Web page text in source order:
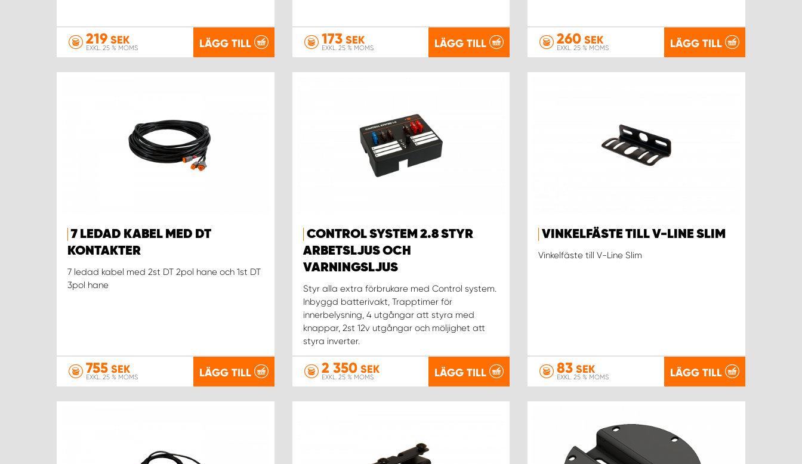
219 SEK
EXKL. 25 % MOMS LÄGG TILL 173SEK
EXKL. 25 % MOMS LÄGG TILL 260 SEK
EXKL. 25 % MOMS LÄGG TILL
7 LEDAD KABEL MED DT
KONTAKTER
7 ledad kabel med 2st DT 2pol hane och 1st DT
3pol hane
755 SEK
EXKL. 25 % MOMS LÄGG TILL
CONTROL SYSTEM 2.8 STYR
ARBETSLJUS OCH
VARNINGSLJUS
Styr alla extra förbrukare med Control system.
Inbyggd batterivakt, Trapptimer för
innerbelysning, 4 utgångar att styra med
knappar, 2st 12v utgångar och möljighet att
styra inverter.
2 350SEK
EXKL. 25 % MOMS LÄGG TILL
VINKELFÄSTE TILL V-LINE SLIM
Vinkelfäste till V-Line Slim
83 SEK
EXKL. 25 % MOMS LÄGG TILL